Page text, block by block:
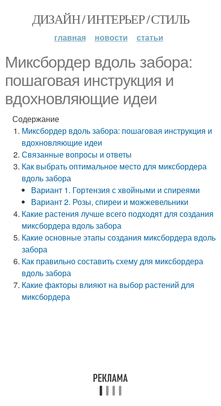
ДИЗАЙН / ИНТЕРЬЕР / СТИЛЬ
главная новости статьи
Миксбордер вдоль забора:
пошаговая инструкция и
вдохновляющие идеи
Содержание
Миксбордер вдоль забора: пошаговая инструкция и
вдохновляющие идеи
Связанные вопросы и ответы
Как выбрать оптимальное место для миксбордера
вдоль забора
Вариант 1. Гортензия с хвойными и спиреями
Вариант 2. Розы, спиреи и можжевельники
Какие растения лучше всего подходят для создания
миксбордера вдоль забора
Какие основные этапы создания миксбордера вдоль
забора
Как правильно составить схему для миксбордера
вдоль забора
Какие факторы влияют на выбор растений для
миксбордера